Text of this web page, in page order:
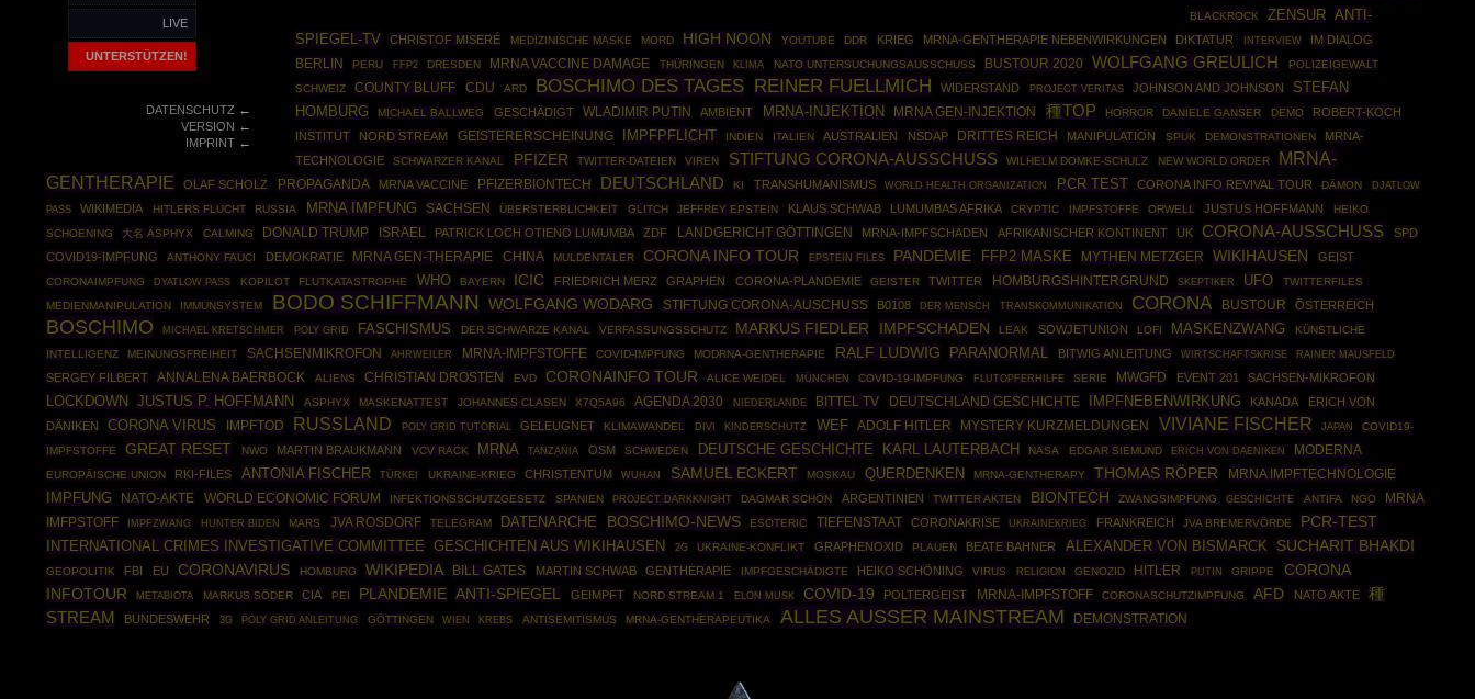
LIVE
UNTERSTÜTZEN!
DATENSCHUTZ←
VERSION ←
IMPRINT←
BLACKROCK ZENSUR ANTI-
SPIEGEL-TV
CHRISTOF MISERÉ MEDIZINISCHE MASKE MORD HIGH NOON YOUTUBE DDR KRIEG MRNA-GENTHERAPIE NEBENWIRKUNGEN DIKTATUR INTERVIEW IM DIALOG
BERLIN PERU FFP2 DRESDEN MRNA VACCINE DAMAGE THÜRINGEN KLIMA NATO UNTERSUCHUNGSAUSSCHUSS BUSTOUR 2020 WOLFGANG GREULICH
POLIZEIGEWALT
SCHWEIZ
COUNTY BLUFF CDU ARD BOSCHIMO DES TAGES REINER FUELLMICH WIDERSTAND PROJECT VERITAS JOHNSON AND JOHNSON
STEFAN
HOMBURG
MICHAEL BALLWEG GESCHÄDIGT WLADIMIR PUTIN AMBIENT MRNA-INJEKTION MRNA GEN-INJEKTION 種TOP HORROR DANIELE GANSER DEMO
ROBERT-KOCH
INSTITUT
NORD STREAM GEISTERERSCHEINUNG IMPFPFLICHT INDIEN ITALIEN AUSTRALIEN NSDAP DRITTES REICH MANIPULATION SPUK DEMONSTRATIONEN
MRNA-
TECHNOLOGIE
SCHWARZER KANAL PFIZER TWITTER-DATEIEN VIREN STIFTUNG CORONA-AUSSCHUSS WILHELM DOMKE-SCHULZ NEW WORLD ORDER
MRNA-
GENTHERAPIE
OLAF SCHOLZ PROPAGANDA MRNA VACCINE PFIZERBIONTECH DEUTSCHLAND KI TRANSHUMANISMUS WORLD HEALTH ORGANIZATION PCR TEST CORONA INFO REVIVAL TOUR DÄMON DJATLOW
PASS WIKIMEDIA HITLERS FLUCHT RUSSIA MRNA IMPFUNG SACHSEN ÜBERSTERBLICHKEIT GLITCH JEFFREY EPSTEIN KLAUS SCHWAB LUMUMBAS AFRIKA CRYPTIC IMPFSTOFFE ORWELL JUSTUS HOFFMANN
HEIKO
SCHOENING
大名 ASPHYX CALMING DONALD TRUMP ISRAEL PATRICK LOCH OTIENO LUMUMBA ZDF LANDGERICHT GÖTTINGEN MRNA-IMPFSCHADEN AFRIKANISCHER KONTINENT UK CORONA-AUSSCHUSS
SPD
COVID19-IMPFUNG
ANTHONY FAUCI DEMOKRATIE MRNA GEN-THERAPIE CHINA MULDENTALER CORONA INFO TOUR EPSTEIN FILES PANDEMIE FFP2 MASKE MYTHEN METZGER WIKIHAUSEN GEIST
CORONAIMPFUNG DYATLOW PASS KOPILOT FLUTKATASTROPHE WHO BAYERN ICIC FRIEDRICH MERZ GRAPHEN CORONA-PLANDEMIE GEISTER TWITTER HOMBURGSHINTERGRUND SKEPTIKER UFO
TWITTERFILES
MEDIENMANIPULATION
IMMUNSYSTEM BODO SCHIFFMANN WOLFGANG WODARG STIFTUNG CORONA-AUSCHUSS B0108 DER MENSCH TRANSKOMMUNIKATION CORONA BUSTOUR ÖSTERREICH
BOSCHIMO MICHAEL KRETSCHMER POLY GRID FASCHISMUS DER SCHWARZE KANAL VERFASSUNGSSCHUTZ MARKUS FIEDLER IMPFSCHADEN LEAK SOWJETUNION LOFI MASKENZWANG
KÜNSTLICHE
INTELLIGENZ
MEINUNGSFREIHEIT SACHSENMIKROFON AHRWEILER MRNA-IMPFSTOFFE COVID-IMPFUNG MODRNA-GENTHERAPIE RALF LUDWIG PARANORMAL BITWIG ANLEITUNG WIRTSCHAFTSKRISE RAINER MAUSFELD
SERGEY FILBERT ANNALENA BAERBOCK ALIENS CHRISTIAN DROSTEN EVD CORONAINFO TOUR ALICE WEIDEL MÜNCHEN COVID-19-IMPFUNG FLUTOPFERHILFE SERIE MWGFD EVENT 201 SACHSEN-MIKROFON
LOCKDOWN JUSTUS P. HOFFMANN ASPHYX MASKENATTEST JOHANNES CLASEN X7Q5A96 AGENDA 2030 NIEDERLANDE BITTEL TV DEUTSCHLAND GESCHICHTE IMPFNEBENWIRKUNG KANADA
ERICH VON
DÄNIKEN
CORONA VIRUS IMPFTOD RUSSLAND POLY GRID TUTORIAL GELEUGNET KLIMAWANDEL DIVI KINDERSCHUTZ WEF ADOLF HITLER MYSTERY KURZMELDUNGEN VIVIANE FISCHER JAPAN
COVID19-
IMPFSTOFFE
GREAT RESET NWO MARTIN BRAUKMANN VCV RACK MRNA TANZANIA OSM SCHWEDEN DEUTSCHE GESCHICHTE KARL LAUTERBACH NASA EDGAR SIEMUND ERICH VON DAENIKEN MODERNA
EUROPÄISCHE UNION RKI-FILES ANTONIA FISCHER TÜRKEI UKRAINE-KRIEG CHRISTENTUM WUHAN SAMUEL ECKERT MOSKAU QUERDENKEN MRNA-GENTHERAPY THOMAS RÖPER
MRNA IMPFTECHNOLOGIE
IMPFUNG
NATO-AKTE WORLD ECONOMIC FORUM INFEKTIONSSCHUTZGESETZ SPANIEN PROJECT DARKKNIGHT DAGMAR SCHÖN ARGENTINIEN TWITTER AKTEN BIONTECH ZWANGSIMPFUNG GESCHICHTE ANTIFA NGO
MRNA
IMFPSTOFF
IMPFZWANG HUNTER BIDEN MARS JVA ROSDORF TELEGRAM DATENARCHE BOSCHIMO-NEWS ESOTERIC TIEFENSTAAT CORONAKRISE UKRAINEKRIEG FRANKREICH JVA BREMERVÖRDE
PCR-TEST
INTERNATIONAL CRIMES INVESTIGATIVE COMMITTEE
GESCHICHTEN AUS WIKIHAUSEN 2G UKRAINE-KONFLIKT GRAPHENOXID PLAUEN BEATE BAHNER ALEXANDER VON BISMARCK SUCHARIT BHAKDI
GEOPOLITIK FBI EU CORONAVIRUS HOMBURG WIKIPEDIA BILL GATES MARTIN SCHWAB GENTHERAPIE IMPFGESCHÄDIGTE HEIKO SCHÖNING VIRUS RELIGION GENOZID HITLER PUTIN GRIPPE
CORONA
INFOTOUR
METABIOTA MARKUS SÖDER CIA PEI PLANDEMIE ANTI-SPIEGEL GEIMPFT NORD STREAM 1 ELON MUSK COVID-19 POLTERGEIST MRNA-IMPFSTOFF CORONASCHUTZIMPFUNG AFD NATO AKTE
種
STREAM
BUNDESWEHR 3G POLY GRID ANLEITUNG GÖTTINGEN WIEN KREBS ANTISEMITISMUS MRNA-GENTHERAPEUTIKA ALLES AUSSER MAINSTREAM DEMONSTRATION